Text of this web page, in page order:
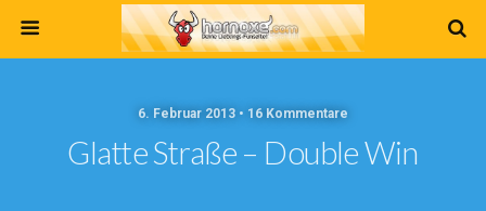
6. Februar 2013 • 16 Kommentare
Glatte Straße – Double Win